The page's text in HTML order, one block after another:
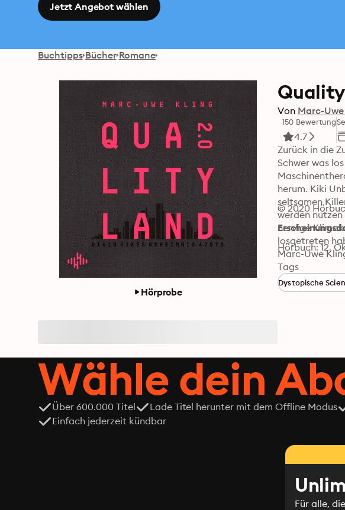
Jetzt Angebot wählen
Buchtipps Bücher Romane
Hörprobe
Von Marc-
150 Bewertung
4.7
Zurück in die
Schwer was
herum. Kiki
seltsamen
werden
nervige
losgetreten
Marc-Uwe
Runde! Ein
immer
© 2020
Hörbuch: 12.
Tags
Dystopische
Wähle dein
Über 600.000 Titel Lade Titel herunter mit dem Offline Modus
Einfach jederzeit kündbar
Für alle,